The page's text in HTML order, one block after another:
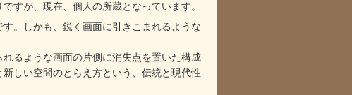
すが、現在、個人の所蔵となっています。
。しかも、鋭く画面に引きこまれるような
るような画面の片側に消失点を置いた構成
しい空間のとらえ方という、伝統と現代性